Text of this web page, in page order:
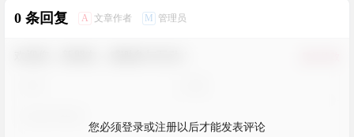
0 条回复 A 文章作者 M 管理员
您必须登录或注册以后才能发表评论